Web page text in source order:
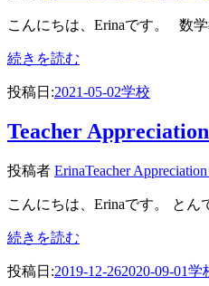
こんにちは、Erinaです。 数
続きを読む
投稿日:2021-05-02学校
Teacher
投稿者 ErinaTeacher
こんにちは、Erinaです。 と
続きを読む
投稿日:2019-12-262020-09-01学